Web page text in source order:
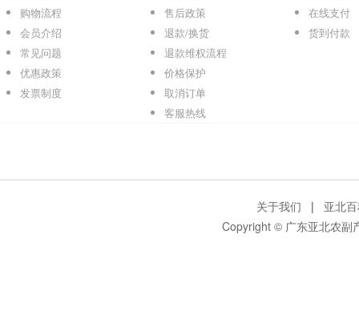
购物流程
会员介绍
常见问题
优惠政策
发票制度
售后政策
退款/换货
退款维权流程
价格保护
取消订单
客服热线
在线支付
货到付款
关于我们 | 亚北
Copyright © 广东亚北农副